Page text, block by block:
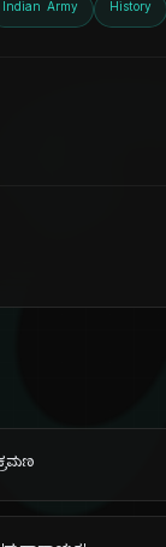
Indian Army History